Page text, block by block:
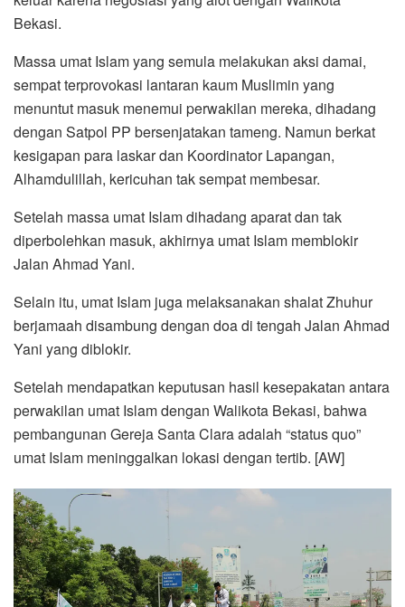
Bekasi.
Massa umat Islam yang semula melakukan aksi damai,
sempat terprovokasi lantaran kaum Muslimin yang
menuntut masuk menemui perwakilan mereka, dihadang
dengan Satpol PP bersenjatakan tameng. Namun berkat
kesigapan para laskar dan Koordinator Lapangan,
Alhamdulillah, kericuhan tak sempat membesar.
Setelah massa umat Islam dihadang aparat dan tak
diperbolehkan masuk, akhirnya umat Islam memblokir
Jalan Ahmad Yani.
Selain itu, umat Islam juga melaksanakan shalat Zhuhur
berjamaah disambung dengan doa di tengah Jalan Ahmad
Yani yang diblokir.
Setelah mendapatkan keputusan hasil kesepakatan antara
perwakilan umat Islam dengan Walikota Bekasi, bahwa
pembangunan Gereja Santa Clara adalah “status quo”
umat Islam meninggalkan lokasi dengan tertib. [AW]